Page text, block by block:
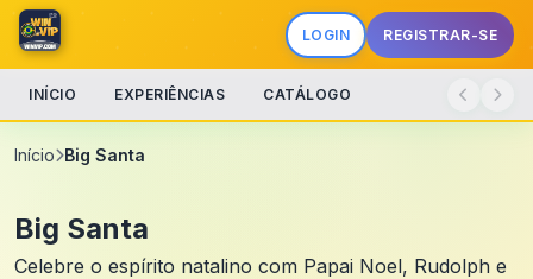
LOGIN REGISTRAR-SE
INÍCIO EXPERIÊNCIAS CATÁLOGO
Início Big Santa
Big Santa
Celebre o espírito natalino com Papai Noel, Rudolph e